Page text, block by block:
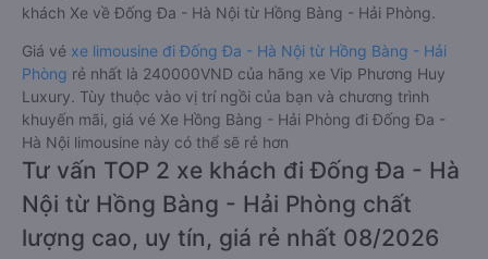
khách Xe về Đống Đa - Hà Nội từ Hồng Bàng - Hải Phòng.
Giá vé xe limousine đi Đống Đa - Hà Nội từ Hồng Bàng - Hải
Phòng rẻ nhất là 240000VND của hãng xe Vip Phương Huy
Luxury. Tùy thuộc vào vị trí ngồi của bạn và chương trình
khuyến mãi, giá vé Xe Hồng Bàng - Hải Phòng đi Đống Đa -
Hà Nội limousine này có thể sẽ rẻ hơn
Tư vấn TOP 2 xe khách đi Đống Đa - Hà
Nội từ Hồng Bàng - Hải Phòng chất
lượng cao, uy tín, giá rẻ nhất 08/2026